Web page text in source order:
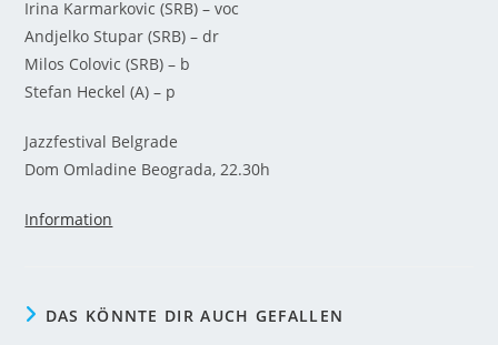
Irina Karmarkovic (SRB) – voc
Andjelko Stupar (SRB) – dr
Milos Colovic (SRB) – b
Stefan Heckel (A) – p
Jazzfestival Belgrade
Dom Omladine Beograda, 22.30h
Information
DAS KÖNNTE DIR AUCH GEFALLEN